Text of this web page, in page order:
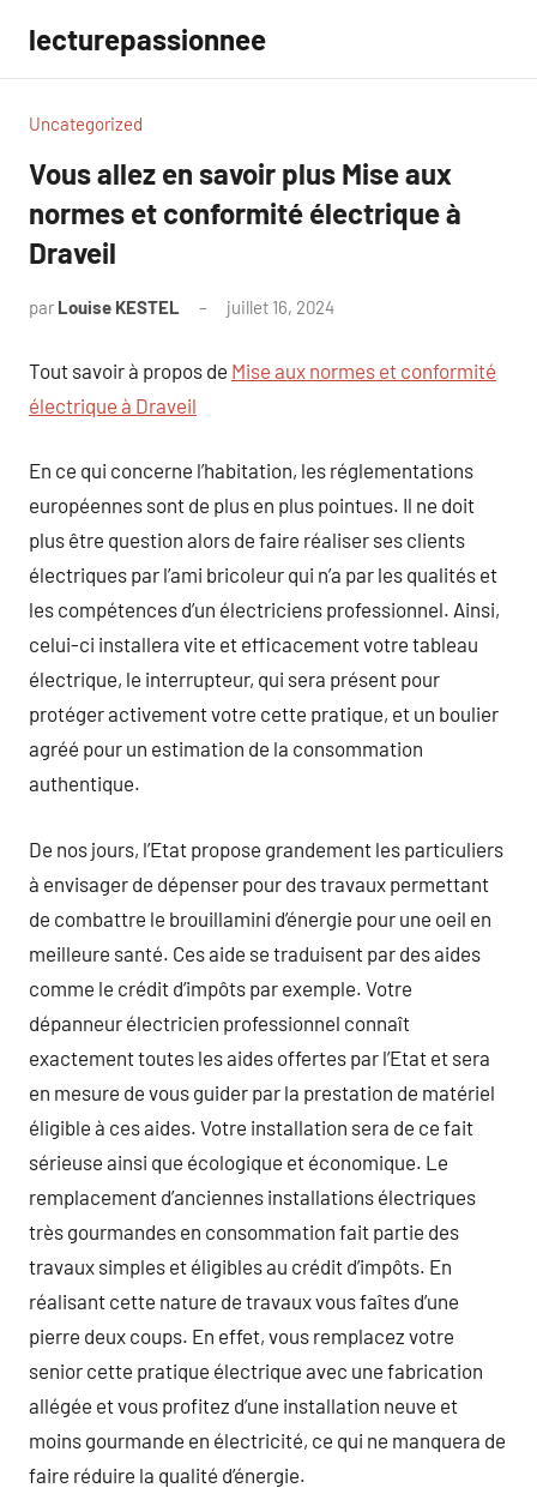
contenu
lecturepassionnee
Uncategorized
Vous allez en savoir plus Mise aux
normes et conformité électrique à
Draveil
par Louise KESTEL juillet 16, 2024
Tout savoir à propos de Mise aux normes et conformité
électrique à Draveil
En ce qui concerne l’habitation, les réglementations
européennes sont de plus en plus pointues. Il ne doit
plus être question alors de faire réaliser ses clients
électriques par l’ami bricoleur qui n’a par les qualités et
les compétences d’un électriciens professionnel. Ainsi,
celui-ci installera vite et efficacement votre tableau
électrique, le interrupteur, qui sera présent pour
protéger activement votre cette pratique, et un boulier
agréé pour un estimation de la consommation
authentique.
De nos jours, l’Etat propose grandement les particuliers
à envisager de dépenser pour des travaux permettant
de combattre le brouillamini d’énergie pour une oeil en
meilleure santé. Ces aide se traduisent par des aides
comme le crédit d’impôts par exemple. Votre
dépanneur électricien professionnel connaît
exactement toutes les aides offertes par l’Etat et sera
en mesure de vous guider par la prestation de matériel
éligible à ces aides. Votre installation sera de ce fait
sérieuse ainsi que écologique et économique. Le
remplacement d’anciennes installations électriques
très gourmandes en consommation fait partie des
travaux simples et éligibles au crédit d’impôts. En
réalisant cette nature de travaux vous faîtes d’une
pierre deux coups. En effet, vous remplacez votre
senior cette pratique électrique avec une fabrication
allégée et vous profitez d’une installation neuve et
moins gourmande en électricité, ce qui ne manquera de
faire réduire la qualité d’énergie.